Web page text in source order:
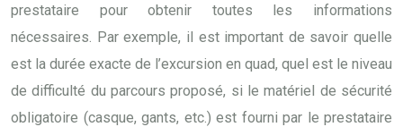
prestataire pour obtenir toutes les informations
nécessaires. Par exemple, il est important de savoir quelle
est la durée exacte de l’excursion en quad, quel est le niveau
de difficulté du parcours proposé, si le matériel de sécurité
obligatoire (casque, gants, etc.) est fourni par le prestataire